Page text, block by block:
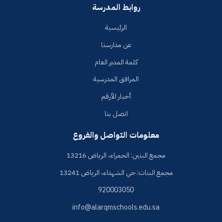
روابط المدرسة
الرئيسية
عن مدارسنا
كلمة المدير العام
المرافق المدرسية
أخبار الأرقم
اتصل بنا
معلومات التواصل والفروع
مجمع البنين: الحمراء، الرياض 13216
مجمع البنات: حي الشهداء، الرياض 13241
920003050
info@alarqmschools.edu.sa